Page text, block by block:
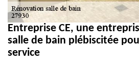
Entreprise CE, une
salle de bain plébiscitée
service